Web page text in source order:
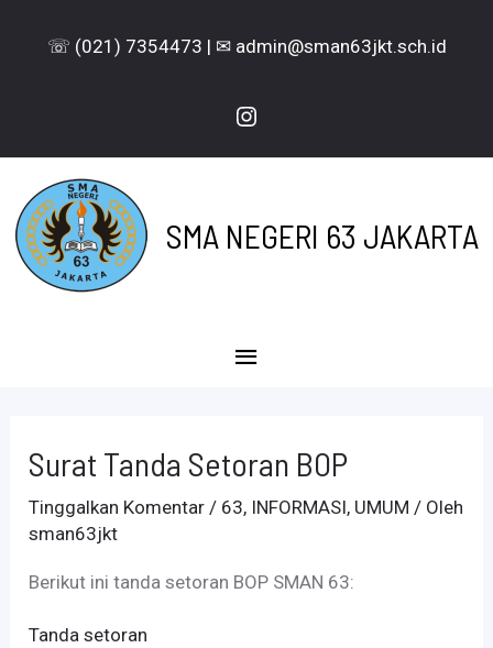
☏ (021) 7354473 | ✉ admin@sman63jkt.sch.id
Instagram
SMA NEGERI 63 JAKARTA
Menu
Surat Tanda Setoran BOP
Tinggalkan Komentar / 63, INFORMASI, UMUM / Oleh
sman63jkt
Berikut ini tanda setoran BOP SMAN 63:
Tanda setoran